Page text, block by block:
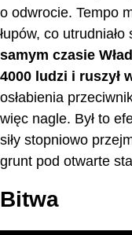
o odwrocie. Tempo
łupów, co
samym czasie
4000 ludzi i ruszył
osłabienia
więc nagle. Był to
siły stopniowo
grunt pod otwarte
Bitwa